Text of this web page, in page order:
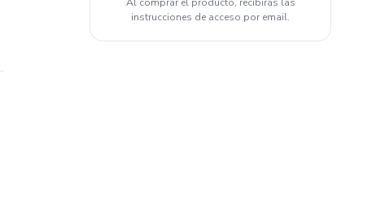
instrucciones de acceso por email.